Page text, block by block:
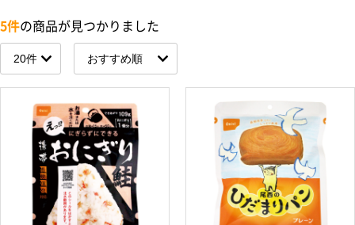
5件の商品が見つかりました